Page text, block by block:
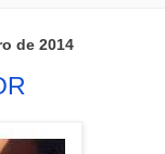
de 2014